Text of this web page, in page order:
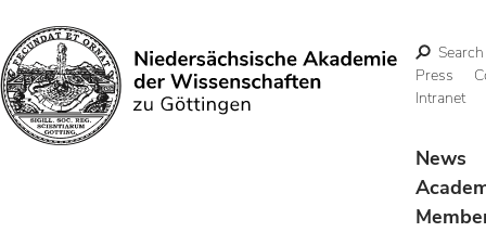
Search
Search
Press
Intranet
News